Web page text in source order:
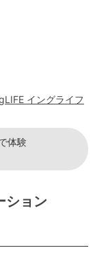
イングライフ
体験
ション